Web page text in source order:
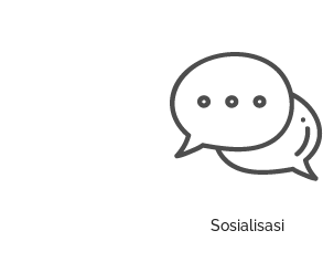
Sosialisasi